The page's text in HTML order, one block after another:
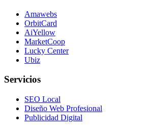
Amawebs
OrbitCard
AiYellow
MarketCoop
Lucky Center
Ubiz
Servicios
SEO Local
Diseño Web Profesional
Publicidad Digital